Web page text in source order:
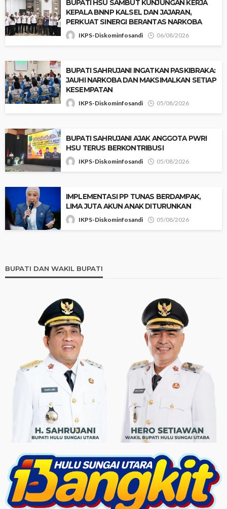
‎BUPATI HSU SAMBUT KUNJUNGAN KERJA
KEPALA BNNP KALSEL DAN JAJARAN,
PERKUAT SINERGI BERANTAS NARKOBA
IKPS-Diskominfosandi 06/08/2026
BUPATI SAHRUJANI INGATKAN PASKIBRAKA:
JAUHI NARKOBA DAN MAKSIMALKAN SETIAP
KESEMPATAN
IKPS-Diskominfosandi 05/08/2026
BUPATI SAHRUJANI AJAK ANGGOTA PWRI
HSU TERUS BERKONTRIBUSI
IKPS-Diskominfosandi 05/08/2026
IMPLEMENTASI PP TUNAS BERDAMPAK,
LIMA JUTA AKUN ANAK DITURUNKAN
IKPS-Diskominfosandi 05/08/2026
BUPATI DAN WAKIL BUPATI